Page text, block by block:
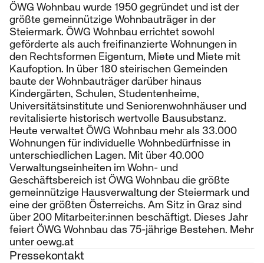
ÖWG Wohnbau wurde 1950 gegründet und ist der
größte gemeinnützige Wohnbauträger in der
Steiermark. ÖWG Wohnbau errichtet sowohl
geförderte als auch freifinanzierte Wohnungen in
den Rechtsformen Eigentum, Miete und Miete mit
Kaufoption. In über 180 steirischen Gemeinden
baute der Wohnbauträger darüber hinaus
Kindergärten, Schulen, Studentenheime,
Universitätsinstitute und Seniorenwohnhäuser und
revitalisierte historisch wertvolle Bausubstanz.
Heute verwaltet ÖWG Wohnbau mehr als 33.000
Wohnungen für individuelle Wohnbedürfnisse in
unterschiedlichen Lagen. Mit über 40.000
Verwaltungseinheiten im Wohn- und
Geschäftsbereich ist ÖWG Wohnbau die größte
gemeinnützige Hausverwaltung der Steiermark und
eine der größten Österreichs. Am Sitz in Graz sind
über 200 Mitarbeiter:innen beschäftigt. Dieses Jahr
feiert ÖWG Wohnbau das 75-jährige Bestehen. Mehr
unter oewg.at
Pressekontakt